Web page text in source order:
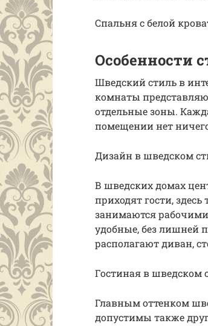
Спальня с белой
Особенности
Шведский стиль в
комнаты
отдельные зоны.
помещении нет
Дизайн в шведском
В шведских домах
приходят гости,
занимаются
удобные, без лишней
располагают диван,
Гостиная в шведском
Главным оттенком
допустимы также